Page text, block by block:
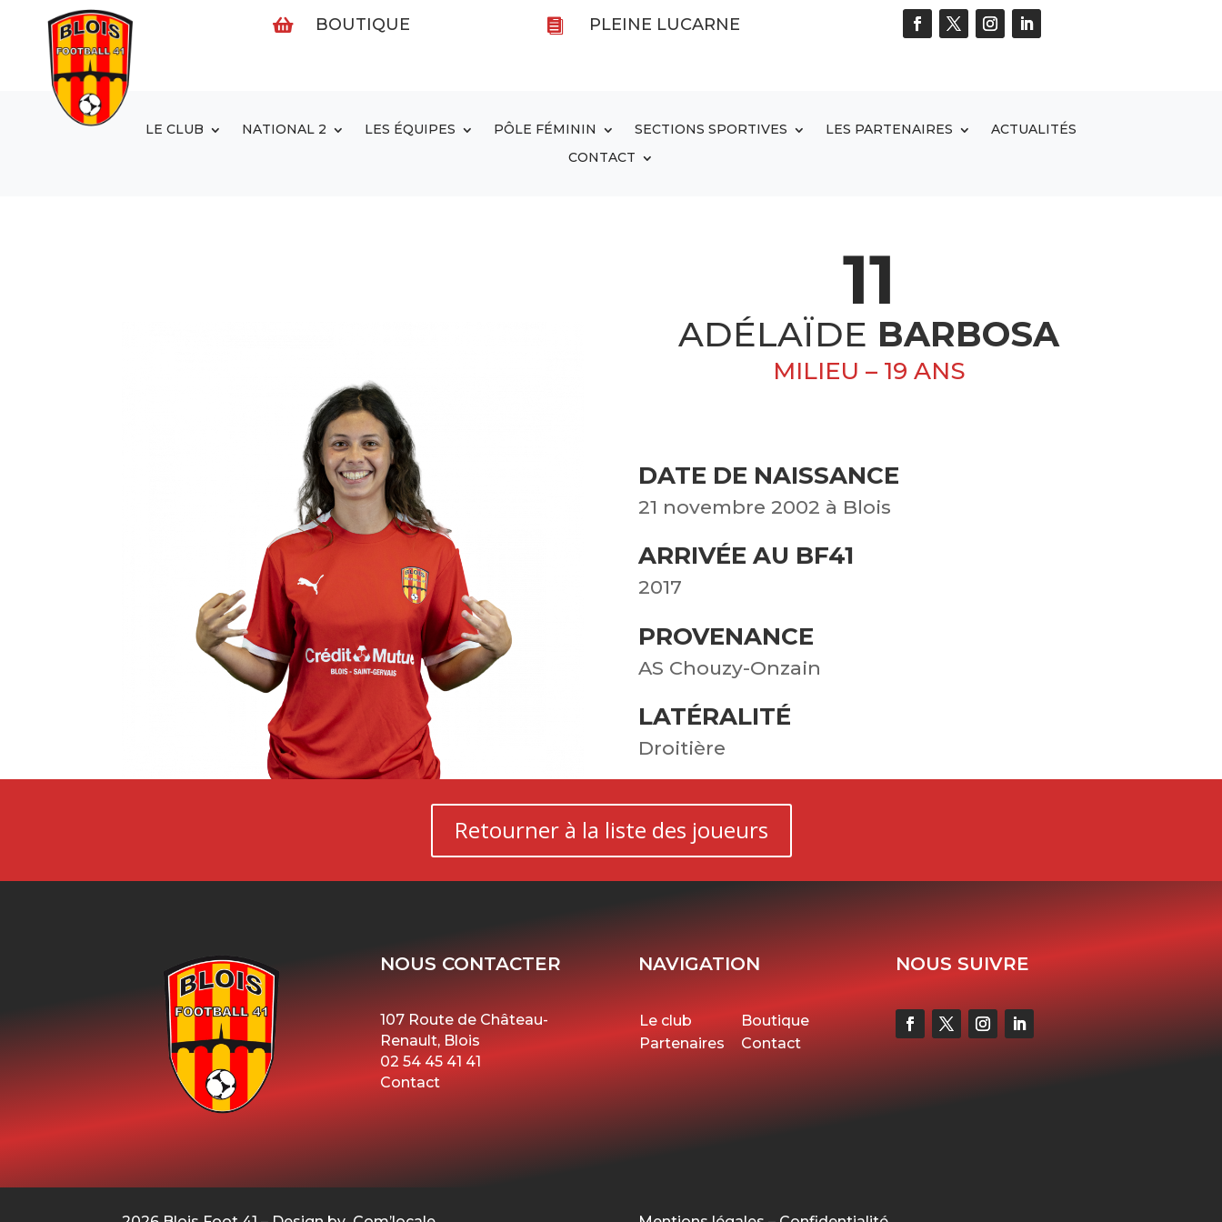
 BOUTIQUE  PLEINE LUCARNE
LE CLUB NATIONAL 2 LES ÉQUIPES PÔLE FÉMININ SECTIONS SPORTIVES LES PARTENAIRES
ACTUALITÉS
CONTACT
11
ADÉLAÏDE BARBOSA
MILIEU – 19 ANS
DATE DE NAISSANCE
21 novembre 2002 à Blois
ARRIVÉE AU BF41
2017
PROVENANCE
AS Chouzy-Onzain
LATÉRALITÉ
Droitière
Retourner à la liste des joueurs
NOUS CONTACTER
107 Route de Château-
Renault, Blois
02 54 45 41 41
Contact
NAVIGATION
Le club
Boutique
Partenaires
Contact
NOUS SUIVRE